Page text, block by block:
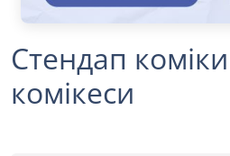
Стендап
комікеси